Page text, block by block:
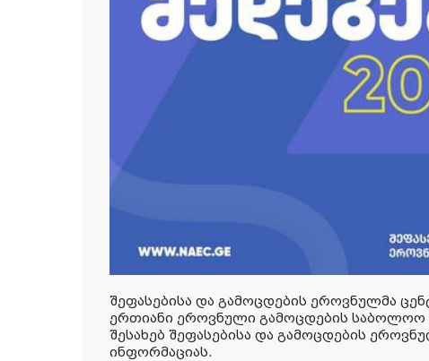
შეფასებისა და გამოცდების ეროვნულმა
ერთიანი ეროვნული გამოცდების საბოლოო
შესახებ შეფასებისა და გამოცდების
ინფორმაციას.